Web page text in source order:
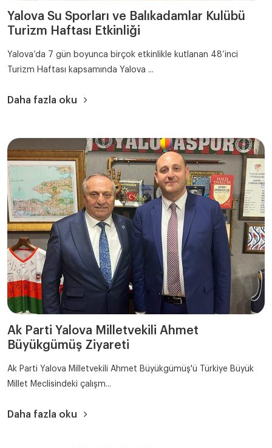
Yalova Su Sporları ve Balıkadamlar Kulübü
Turizm Haftası Etkinliği
Yalova’da 7 gün boyunca birçok etkinlikle kutlanan 48’inci
Turizm Haftası kapsamında Yalova ...
Daha fazla oku
Ak Parti Yalova Milletvekili Ahmet
Büyükgümüş Ziyareti
Ak Parti Yalova Milletvekili Ahmet Büyükgümüş'ü Türkiye Büyük
Millet Meclisindeki çalışm...
Daha fazla oku